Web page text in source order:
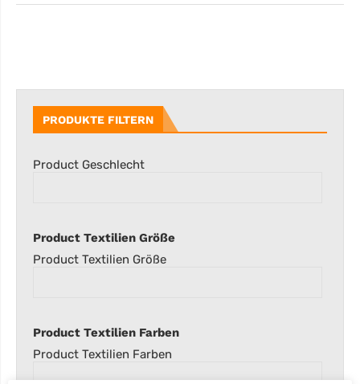
PRODUKTE FILTERN
Product Geschlecht
Product Textilien Größe
Product Textilien Größe
Product Textilien Farben
Product Textilien Farben